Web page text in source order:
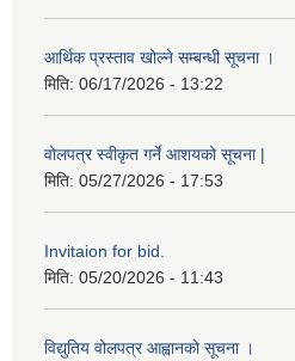
आर्थिक प्रस्ताव खोल्ने सम्बन्धी सूचना ।
मिति: 06/17/2026 - 13:22
वोलपत्र स्वीकृत गर्ने आशयको सूचना |
मिति: 05/27/2026 - 17:53
Invitaion for bid.
मिति: 05/20/2026 - 11:43
विद्युतिय वोलपत्र आह्वानको सूचना ।